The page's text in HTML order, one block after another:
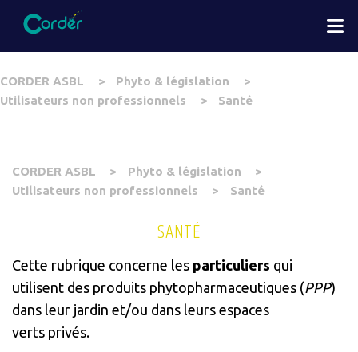
Aller
contenu
principal
You
are
CORDER ASBL
Phyto & législation
Utilisateurs non professionnels
Santé
You
are
CORDER ASBL
Phyto & législation
Utilisateurs non professionnels
Santé
SANTÉ
Cette rubrique concerne les particuliers qui
utilisent des produits phytopharmaceutiques (PPP)
dans leur jardin et/ou dans leurs espaces
verts privés.